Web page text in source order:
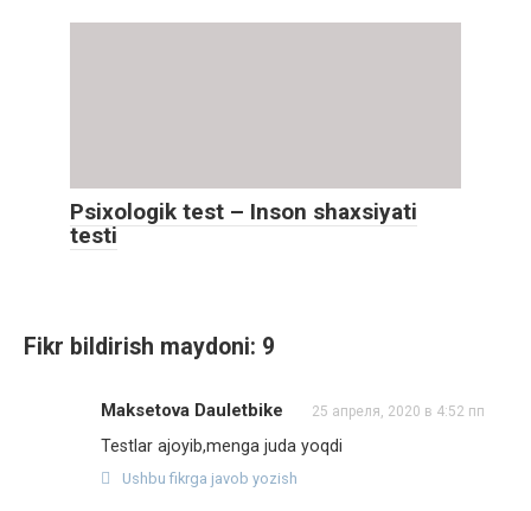
Psixologik test – Inson shaxsiyati
testi
Fikr bildirish maydoni: 9
Maksetova Dauletbike 25 апреля, 2020 в 4:52 пп
Testlar ajoyib,menga juda yoqdi
Ushbu fikrga javob yozish